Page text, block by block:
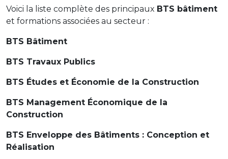
Voici la liste complète des principaux BTS bâtiment
et formations associées au secteur :
BTS Bâtiment
BTS Travaux Publics
BTS Études et Économie de la Construction
BTS Management Économique de la
Construction
BTS Enveloppe des Bâtiments : Conception et
Réalisation